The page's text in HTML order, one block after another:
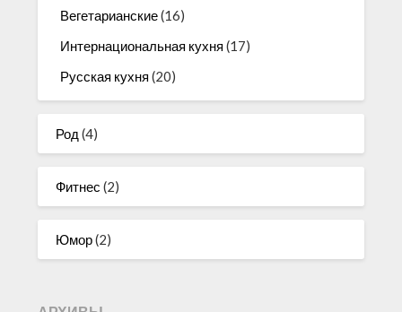
Вегетарианские(16)
Интернациональная кухня (17)
Русская кухня (20)
Род (4)
Фитнес (2)
Юмор(2)